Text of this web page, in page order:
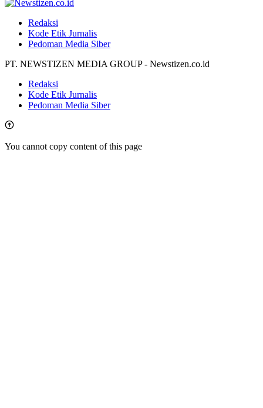
Redaksi
Kode Etik Jurnalis
Pedoman Media Siber
PT. NEWSTIZEN MEDIA GROUP - Newstizen.co.id
Redaksi
Kode Etik Jurnalis
Pedoman Media Siber
You cannot copy content of this page